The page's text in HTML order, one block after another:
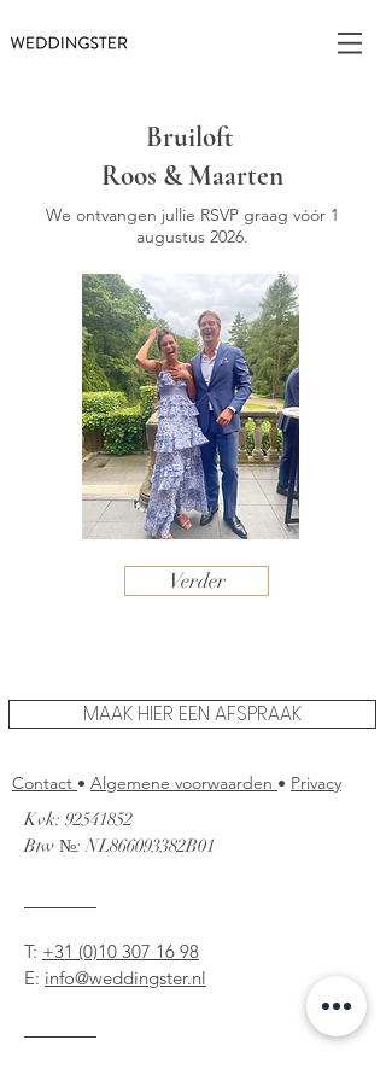
Bruiloft
Roos & Maarten
We ontvangen jullie RSVP graag vóór 1
augustus 2026.
Verder
MAAK HIER EEN AFSPRAAK
Contact • Algemene voorwaarden • Privacy
Kvk: 92541852
Btw №: NL866093382B01
T: +31 (0)10 307 16 98
E: info@weddingster.nl